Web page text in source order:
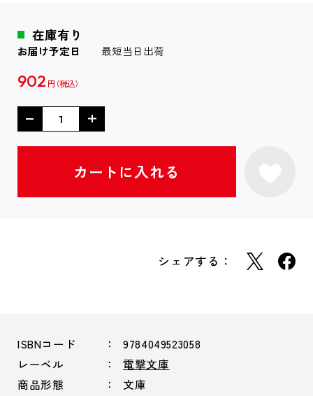
在庫有り
お届け予定日 最短当日出荷
902 円
シェアする：
ISBNコード
9784049523058
レーベル
電撃文庫
商品形態
文庫